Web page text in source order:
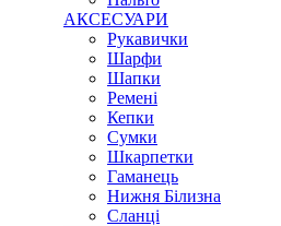
АКСЕСУАРИ
Рукавички
Шарфи
Шапки
Ремені
Кепки
Сумки
Шкарпетки
Гаманець
Нижня Білизна
Сланці